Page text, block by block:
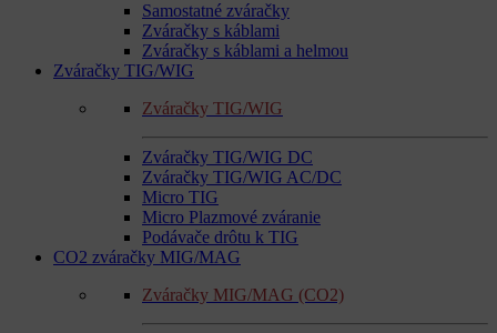
Samostatné zváračky
Zváračky s káblami
Zváračky s káblami a helmou
Zváračky TIG/WIG
Zváračky TIG/WIG
Zváračky TIG/WIG DC
Zváračky TIG/WIG AC/DC
Micro TIG
Micro Plazmové zváranie
Podávače drôtu k TIG
CO2 zváračky MIG/MAG
Zváračky MIG/MAG (CO2)